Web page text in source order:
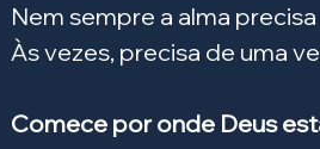
Nem sempre a alma
Às vezes, precisa de uma
Comece por onde Deus